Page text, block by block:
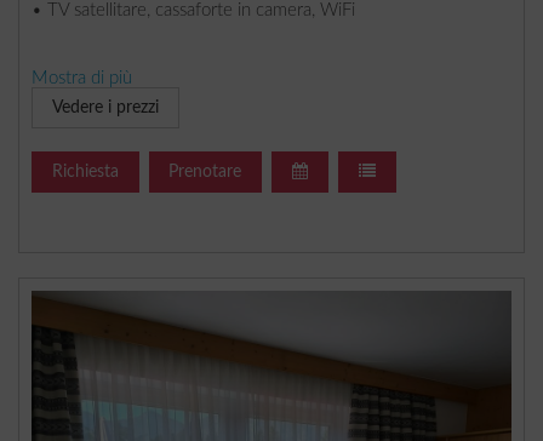
• TV satellitare, cassaforte in camera, WiFi
Inoltre la nostra casa dispone di ascensore, posti auto gratuiti,
ristorante à la carte, WiFi gratuito.
Mostra di più
Vedere i prezzi
Richiesta Prenotare